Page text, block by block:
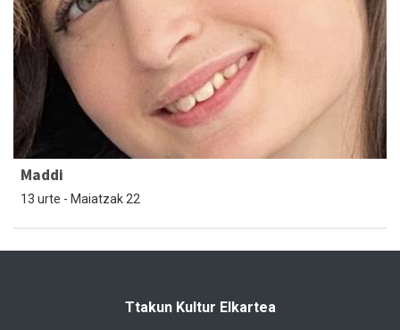
Maddi
13 urte - Maiatzak 22
Ttakun Kultur Elkartea